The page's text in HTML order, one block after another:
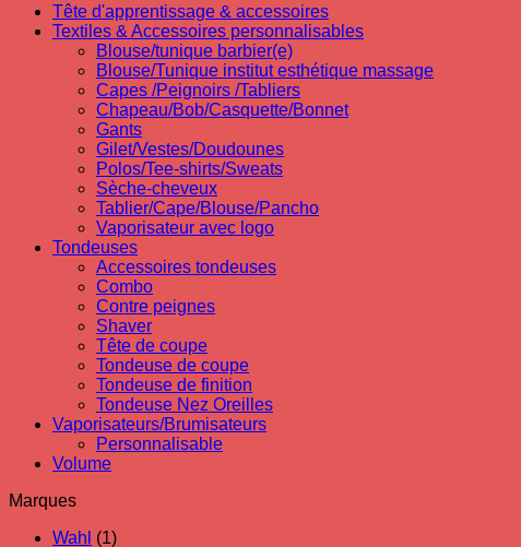
Tête d'apprentissage & accessoires
Textiles & Accessoires personnalisables
Blouse/tunique barbier(e)
Blouse/Tunique institut esthétique massage
Capes /Peignoirs /Tabliers
Chapeau/Bob/Casquette/Bonnet
Gants
Gilet/Vestes/Doudounes
Polos/Tee-shirts/Sweats
Sèche-cheveux
Tablier/Cape/Blouse/Pancho
Vaporisateur avec logo
Tondeuses
Accessoires tondeuses
Combo
Contre peignes
Shaver
Tête de coupe
Tondeuse de coupe
Tondeuse de finition
Tondeuse Nez Oreilles
Vaporisateurs/Brumisateurs
Personnalisable
Volume
Marques
Wahl (1)